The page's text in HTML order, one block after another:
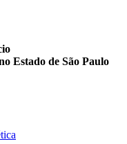
Estado de São Paulo